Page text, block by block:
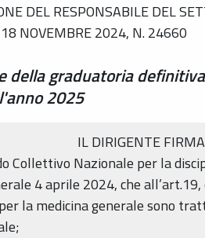
DEL RESPONSABILE DEL
NOVEMBRE 2024, N. 24660
della graduatoria
2025
IL DIRIGENTE
Collettivo Nazionale per la
4 aprile 2024, che
la medicina generale sono